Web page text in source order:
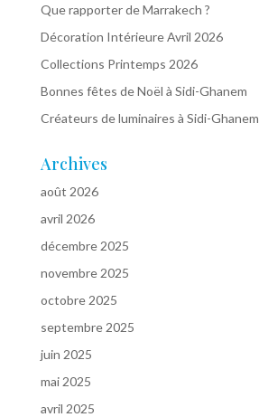
Que rapporter de Marrakech ?
Décoration Intérieure Avril 2026
Collections Printemps 2026
Bonnes fêtes de Noël à Sidi-Ghanem
Créateurs de luminaires à Sidi-Ghanem
Archives
août 2026
avril 2026
décembre 2025
novembre 2025
octobre 2025
septembre 2025
juin 2025
mai 2025
avril 2025